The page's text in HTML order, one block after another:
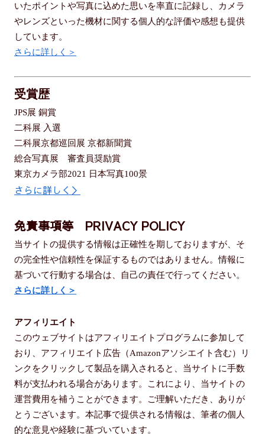
いたポイントや写真に込めた思いを率直に記録し、カメラ
やレンズといった機材に関する個人的な評価や感想も提供
しています。
さらに詳しく＞
受賞歴
JPS展 銅賞
二科展 入選
二科展京都巡回展 京都新聞賞
総合写真展 審査員奨励賞
東京カメラ部2021 日本写真100景
さらに詳しく＞
免責事項等 PRIVACY POLICY
当サイトの提供する情報は正確性を期しておりますが、そ
の完全性や信頼性を保証するものではありません。情報に
基づいて行動する場合は、自己の責任で行ってください。
さらに詳しく＞
アフィリエイト
このウェブサイトはアフィリエイトプログラムに参加して
おり、アフィリエイト広告（Amazonアソシエイト含む）リ
ンクをクリックして製品を購入されると、当サイトに手数
料が支払われる場合があります。これにより、当サイトの
運営費用を補うことができます。ご理解いただき、ありが
とうございます。本記事で提供される情報は、筆者の個人
的な意見や経験に基づいています。